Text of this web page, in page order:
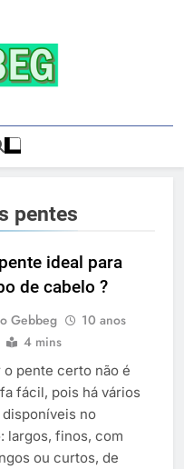
| Ensaio
| Sexo |
E
E Casinos Online |
E Relacionamento |
| Casas De Apostas E
Brasileiras | Fotos
Fotográficos ! Gebbeg
Sexy Gebbeg
pentes
ideal para
de cabelo ?
Gebbeg
10 anos
4 mins
o pente certo não é
fácil, pois há vários
no
largos, finos, com
ou curtos, de